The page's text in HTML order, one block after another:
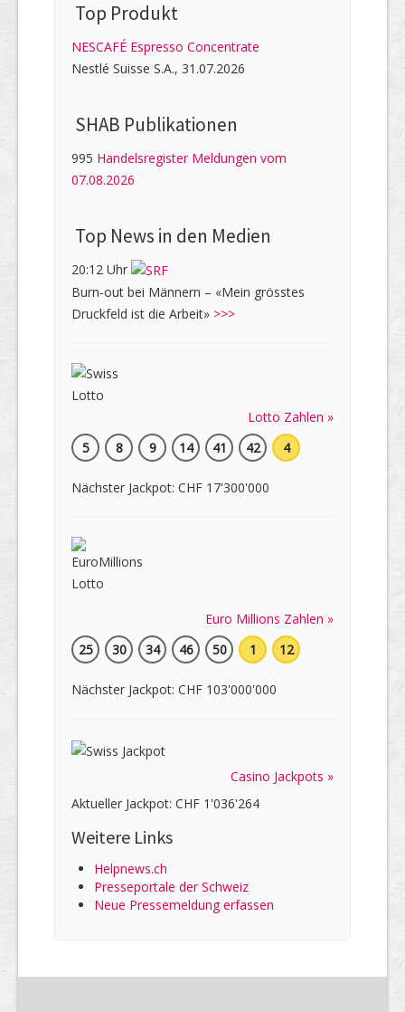
Top Produkt
NESCAFÉ Espresso Concentrate
Nestlé Suisse S.A., 31.07.2026
SHAB Publi­kati­onen
995 Handelsregister Meldungen vom
07.08.2026
Top News in den Medien
20:12 Uhr
Burn-out bei Männern – «Mein grösstes
Druckfeld ist die Arbeit» >>>
Lotto Zahlen »
5
8 9 14 41 42 4
Nächster Jackpot: CHF 17'300'000
Euro Millions Zahlen »
25
30 34 46 50 1 12
Nächster Jackpot: CHF 103'000'000
Casino Jackpots »
Aktueller Jackpot: CHF 1'036'264
Weitere Links
Helpnews.ch
Presseportale der Schweiz
Neue Pressemeldung erfassen